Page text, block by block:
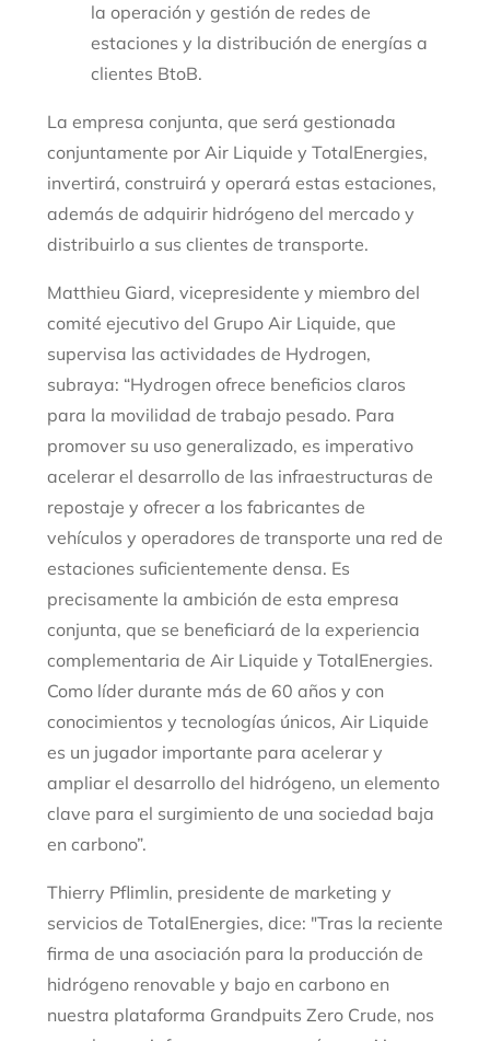
la operación y gestión de redes de
estaciones y la distribución de energías a
clientes BtoB.
La empresa conjunta, que será gestionada
conjuntamente por Air Liquide y TotalEnergies,
invertirá, construirá y operará estas estaciones,
además de adquirir hidrógeno del mercado y
distribuirlo a sus clientes de transporte.
Matthieu Giard, vicepresidente y miembro del
comité ejecutivo del Grupo Air Liquide, que
supervisa las actividades de Hydrogen,
subraya: “Hydrogen ofrece beneficios claros
para la movilidad de trabajo pesado. Para
promover su uso generalizado, es imperativo
acelerar el desarrollo de las infraestructuras de
repostaje y ofrecer a los fabricantes de
vehículos y operadores de transporte una red de
estaciones suficientemente densa. Es
precisamente la ambición de esta empresa
conjunta, que se beneficiará de la experiencia
complementaria de Air Liquide y TotalEnergies.
Como líder durante más de 60 años y con
conocimientos y tecnologías únicos, Air Liquide
es un jugador importante para acelerar y
ampliar el desarrollo del hidrógeno, un elemento
clave para el surgimiento de una sociedad baja
en carbono”.
Thierry Pflimlin, presidente de marketing y
servicios de TotalEnergies, dice: "Tras la reciente
firma de una asociación para la producción de
hidrógeno renovable y bajo en carbono en
nuestra plataforma Grandpuits Zero Crude, nos